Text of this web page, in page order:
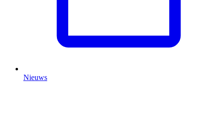
Nieuws